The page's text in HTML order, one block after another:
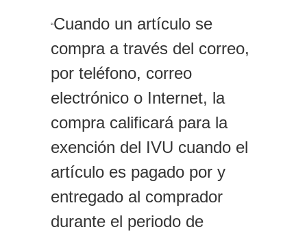
“Cuando un artículo se
compra a través del correo,
por teléfono, correo
electrónico o Internet, la
compra calificará para la
exención del IVU cuando el
artículo es pagado por y
entregado al comprador
durante el periodo de